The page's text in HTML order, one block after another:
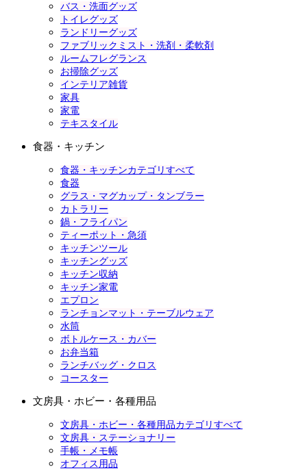
バス・洗面グッズ
トイレグッズ
ランドリーグッズ
ファブリックミスト・洗剤・柔軟剤
ルームフレグランス
お掃除グッズ
インテリア雑貨
家具
家電
テキスタイル
食器・キッチン
食器・キッチンカテゴリすべて
食器
グラス・マグカップ・タンブラー
カトラリー
鍋・フライパン
ティーポット・急須
キッチンツール
キッチングッズ
キッチン収納
キッチン家電
エプロン
ランチョンマット・テーブルウェア
水筒
ボトルケース・カバー
お弁当箱
ランチバッグ・クロス
コースター
文房具・ホビー・各種用品
文房具・ホビー・各種用品カテゴリすべて
文房具・ステーショナリー
手帳・メモ帳
オフィス用品